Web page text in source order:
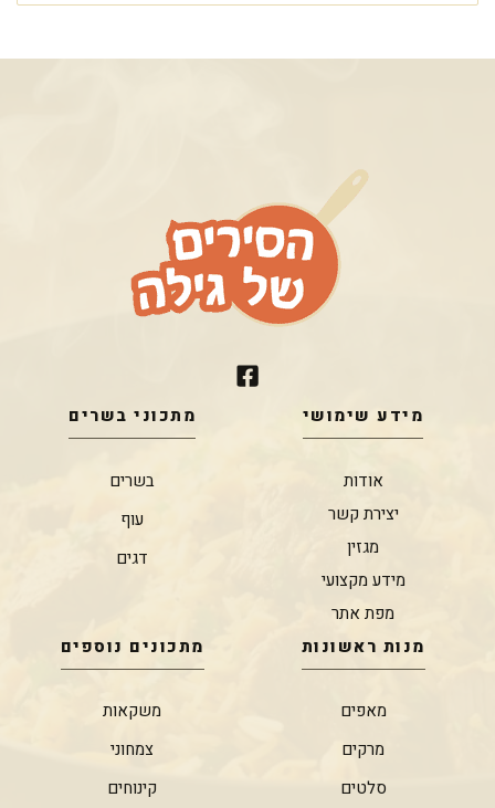
מידע שימושי
אודות
יצירת קשר
מגזין
מידע מקצועי
מפת אתר
מתכוני בשרים
בשרים
עוף
דגים
מנות ראשונות
מאפים
מרקים
סלטים
מתכונים נוספים
משקאות
צמחוני
קינוחים